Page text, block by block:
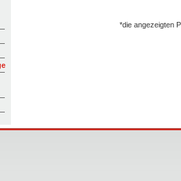
*die angezeigten